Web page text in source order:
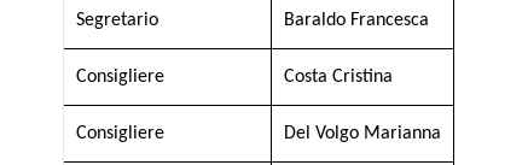
Segretario Baraldo Francesca
Consigliere Costa Cristina
Consigliere Del Volgo Marianna